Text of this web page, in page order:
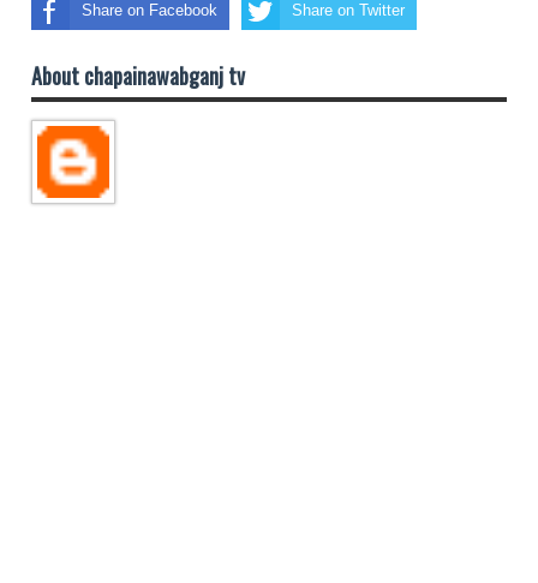
Share on Facebook Share on Twitter
About chapainawabganj tv